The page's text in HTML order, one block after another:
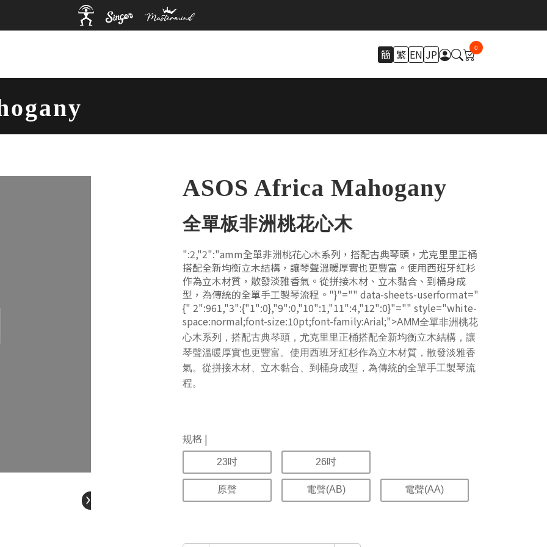
簡 繁 EN JP 0
Mahogany
›
ASOS Africa Mahogany
全單板非洲桃花心木
":2,"2":"amm全單非洲桃花心木系列，搭配古典琴頭，尤克里里正桶
搭配全新均衡立木結構，讓琴聲溫暖厚實也更豐富。使用西班牙紅杉
作為立木材質，散發淡雅香氣。從拼接木材、立木黏合、到桶身成
型，為傳統的全單手工製琴流程。"}"="" data-sheets-userformat="
{" 2":961,"3":{"1":0},"9":0,"10":1,"11":4,"12":0}"="" style="white-
space:normal;font-size:10pt;font-family:Arial;">AMM全單非洲桃花
心木系列，搭配古典琴頭，尤克里里正桶搭配全新均衡立木結構，讓
琴聲溫暖厚實也更豐富。使用西班牙紅杉作為立木材質，散發淡雅香
氣。從拼接木材、立木黏合、到桶身成型，為傳統的全單手工製琴流
程。
规格 |
23吋 26吋
原聲 電聲(AB) 電聲(AA)